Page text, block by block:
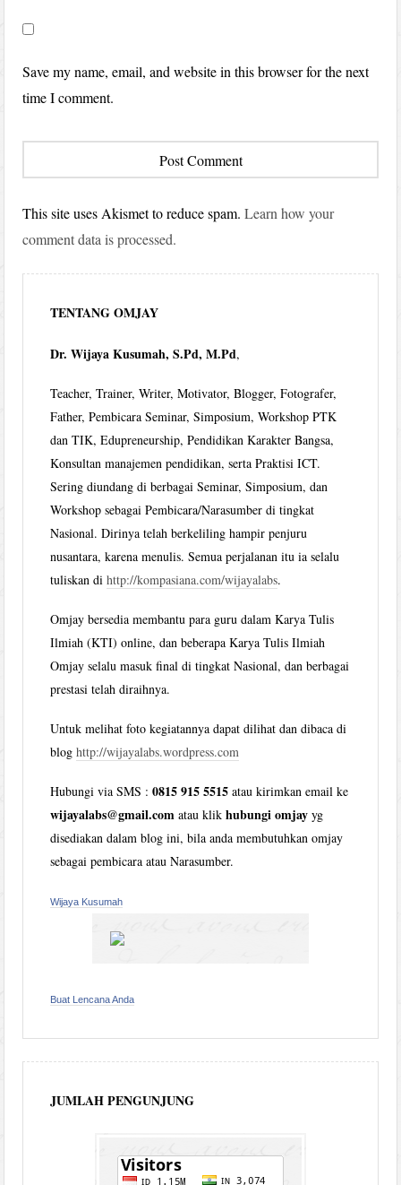
Save my name, email, and website in this browser for the next
time I comment.
This site uses Akismet to reduce spam.Learn how your
comment data is processed.
TENTANG OMJAY
Dr. Wijaya Kusumah, S.Pd, M.Pd,
Teacher, Trainer, Writer, Motivator, Blogger, Fotografer,
Father, Pembicara Seminar, Simposium, Workshop PTK
dan TIK, Edupreneurship, Pendidikan Karakter Bangsa,
Konsultan manajemen pendidikan, serta Praktisi ICT.
Sering diundang di berbagai Seminar, Simposium, dan
Workshop sebagai Pembicara/Narasumber di tingkat
Nasional. Dirinya telah berkeliling hampir penjuru
nusantara, karena menulis. Semua perjalanan itu ia selalu
tuliskan dihttp://kompasiana.com/wijayalabs.
Omjay bersedia membantu para guru dalam Karya Tulis
Ilmiah (KTI) online, dan beberapa Karya Tulis Ilmiah
Omjay selalu masuk final di tingkat Nasional, dan berbagai
prestasi telah diraihnya.
Untuk melihat foto kegiatannya dapat dilihat dan dibaca di
bloghttp://wijayalabs.wordpress.com
Hubungi via SMS :0815 915 5515 atau kirimkan email ke
wijayalabs@gmail.com atau klikhubungi omjay yg
disediakan dalam blog ini, bila anda membutuhkan omjay
sebagai pembicara atau Narasumber.
Wijaya Kusumah
Buat Lencana Anda
JUMLAH PENGUNJUNG